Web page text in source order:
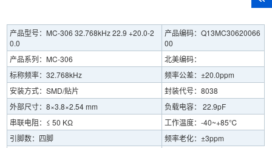
产品型号：MC-306 32.768kHz 22.9 +20.0-2
0.0
产品编码：Q13MC30620066
00
产品系列：MC-306
北美编码：
标称频率：32.768kHz
频率公差：±20.0ppm
安装方式：SMD/贴片
封装代号：8038
外部尺寸：8×3.8×2.54 mm
负载电容： 22.9pF
串联电阻：≤ 50 KΩ
工作温度：-40~+85℃
引脚数：四脚
频率老化：±3ppm